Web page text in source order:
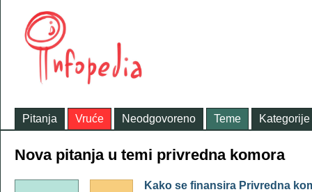
Pitanja Vruće Neodgovoreno Teme Kategorije
Nova pitanja u temi privredna komora
Kako se finansira Privredna